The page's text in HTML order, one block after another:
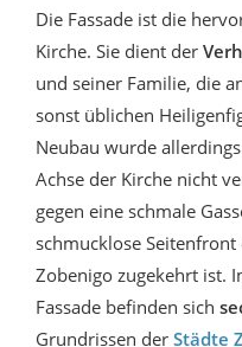
Die Fassade ist die
Kirche. Sie dient der
und seiner Familie, die
sonst üblichen
Neubau wurde
Achse der Kirche nicht
gegen eine schmale
schmucklose
Zobenigo zugekehrt ist.
Fassade befinden sich
Grundrissen der Städte